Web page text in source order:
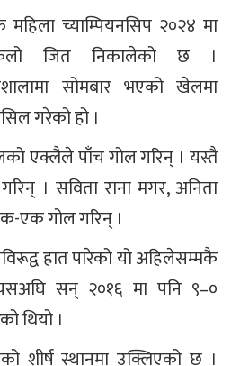
च्याम्पियनसिप २०२४ मा
जित निकालेको छ ।
सोमबार भएको खेलमा
गरेको हो ।
एक्लैले पाँच गोल गरिन् । यस्तै
गरिन् । सविता राना मगर, अनिता
एक गोल गरिन् ।
हात पारेको यो अहिलेसम्मकै
सन् २०१६ मा पनि ९–०
थियो ।
शीर्ष स्थानमा उक्लिएको छ ।